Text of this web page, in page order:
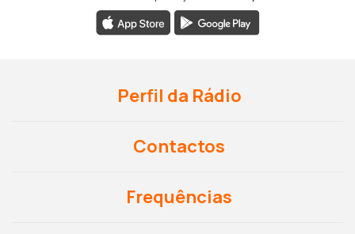
Perfil da Rádio
Contactos
Frequências